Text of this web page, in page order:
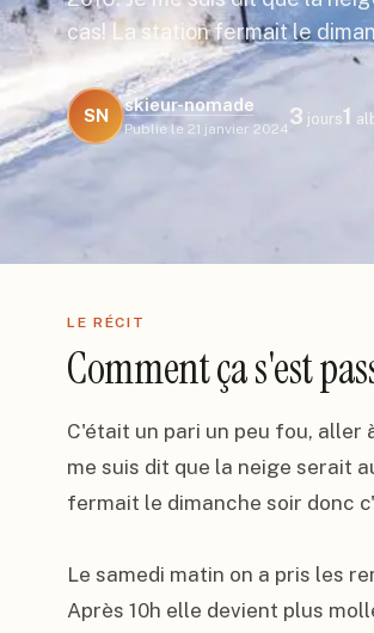
cas! La station fermait le
SN
skieur-nomade
Publié le 21 janvier 2024
3 jours1
LE RÉCIT
Comment ça s'est
C'était un pari un peu fou, aller
me suis dit que la neige serait
fermait le dimanche soir donc
Le samedi matin on a pris les
Après 10h elle devient plus